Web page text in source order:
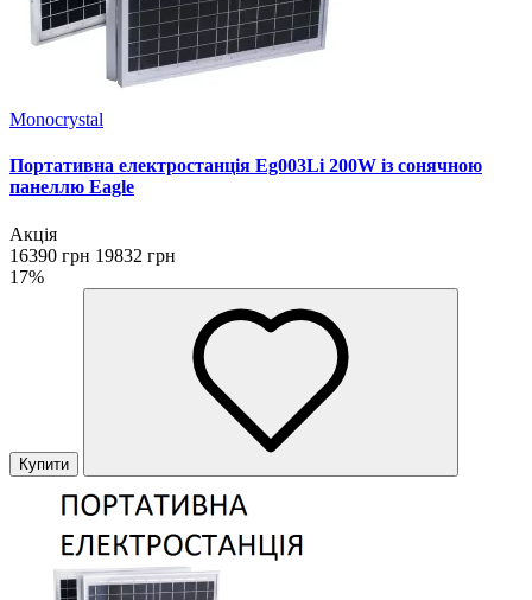
Monocrystal
Портативна електростанція Eg003Li 200W із сонячною
панеллю Eagle
Акція
16390 грн 19832 грн
17%
Купити